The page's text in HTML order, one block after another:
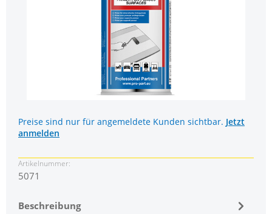
Preise sind nur für angemeldete Kunden sichtbar. Jetzt
anmelden
Artikelnummer:
5071
Beschreibung